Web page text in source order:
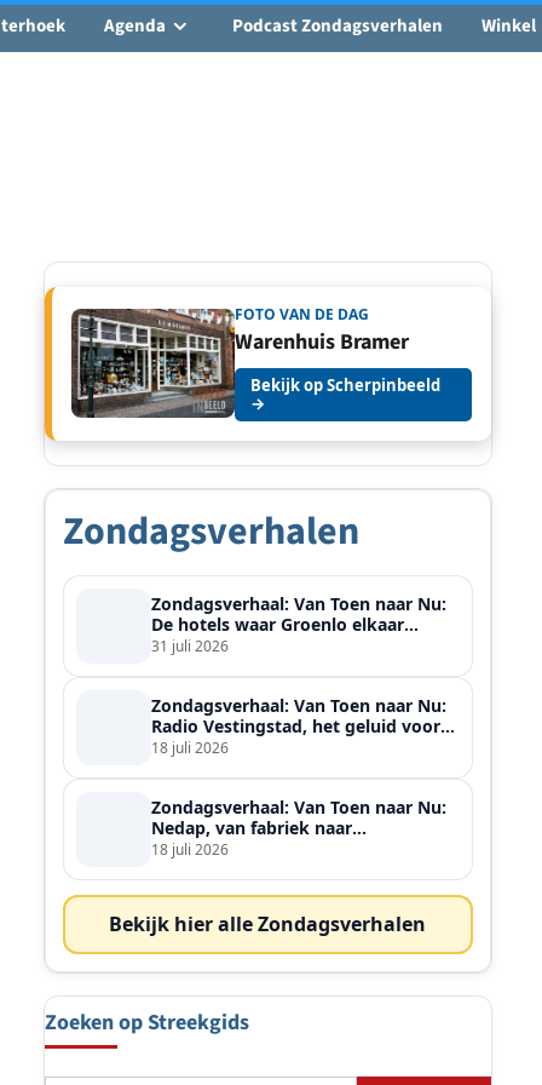
Agenda Podcast Zondagsverhalen Winkel
FOTO VAN DE DAG
Warenhuis Bramer
Bekijk op Scherpinbeeld
→
Zondagsverhalen
Zondagsverhaal: Van Toen naar Nu:
De hotels waar Groenlo elkaar
ontmoette
31 juli 2026
Zondagsverhaal: Van Toen naar Nu:
Radio Vestingstad, het geluid voor
heel de streek
18 juli 2026
Zondagsverhaal: Van Toen naar Nu:
Nedap, van fabriek naar
wereldspeler
18 juli 2026
Bekijk hier alle Zondagsverhalen
Zoeken op Streekgids